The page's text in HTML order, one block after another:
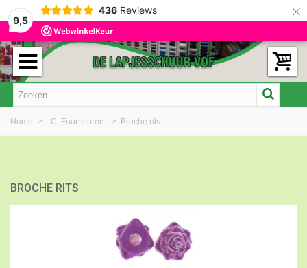
9,5
436 Reviews ×
Home > C: Fournituren > Broche rits
BROCHE RITS